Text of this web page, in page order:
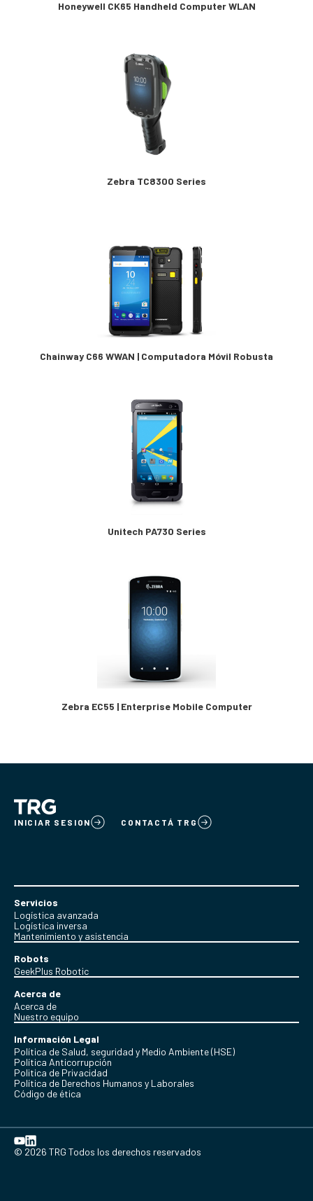
Honeywell CK65 Handheld Computer WLAN
Zebra TC8300 Series
Chainway C66 WWAN | Computadora Móvil Robusta
Unitech PA730 Series
Zebra EC55 | Enterprise Mobile Computer
INICIAR SESION CONTACTÁ TRG
Servicios
Logística avanzada
Logística inversa
Mantenimiento y asistencia
Robots
GeekPlus Robotic
Acerca de
Acerca de
Nuestro equipo
Información Legal
Política de Salud, seguridad y Medio Ambiente (HSE)
Política Anticorrupción
Politica de Privacidad
Política de Derechos Humanos y Laborales
Código de ética
© 2026 TRG Todos los derechos reservados